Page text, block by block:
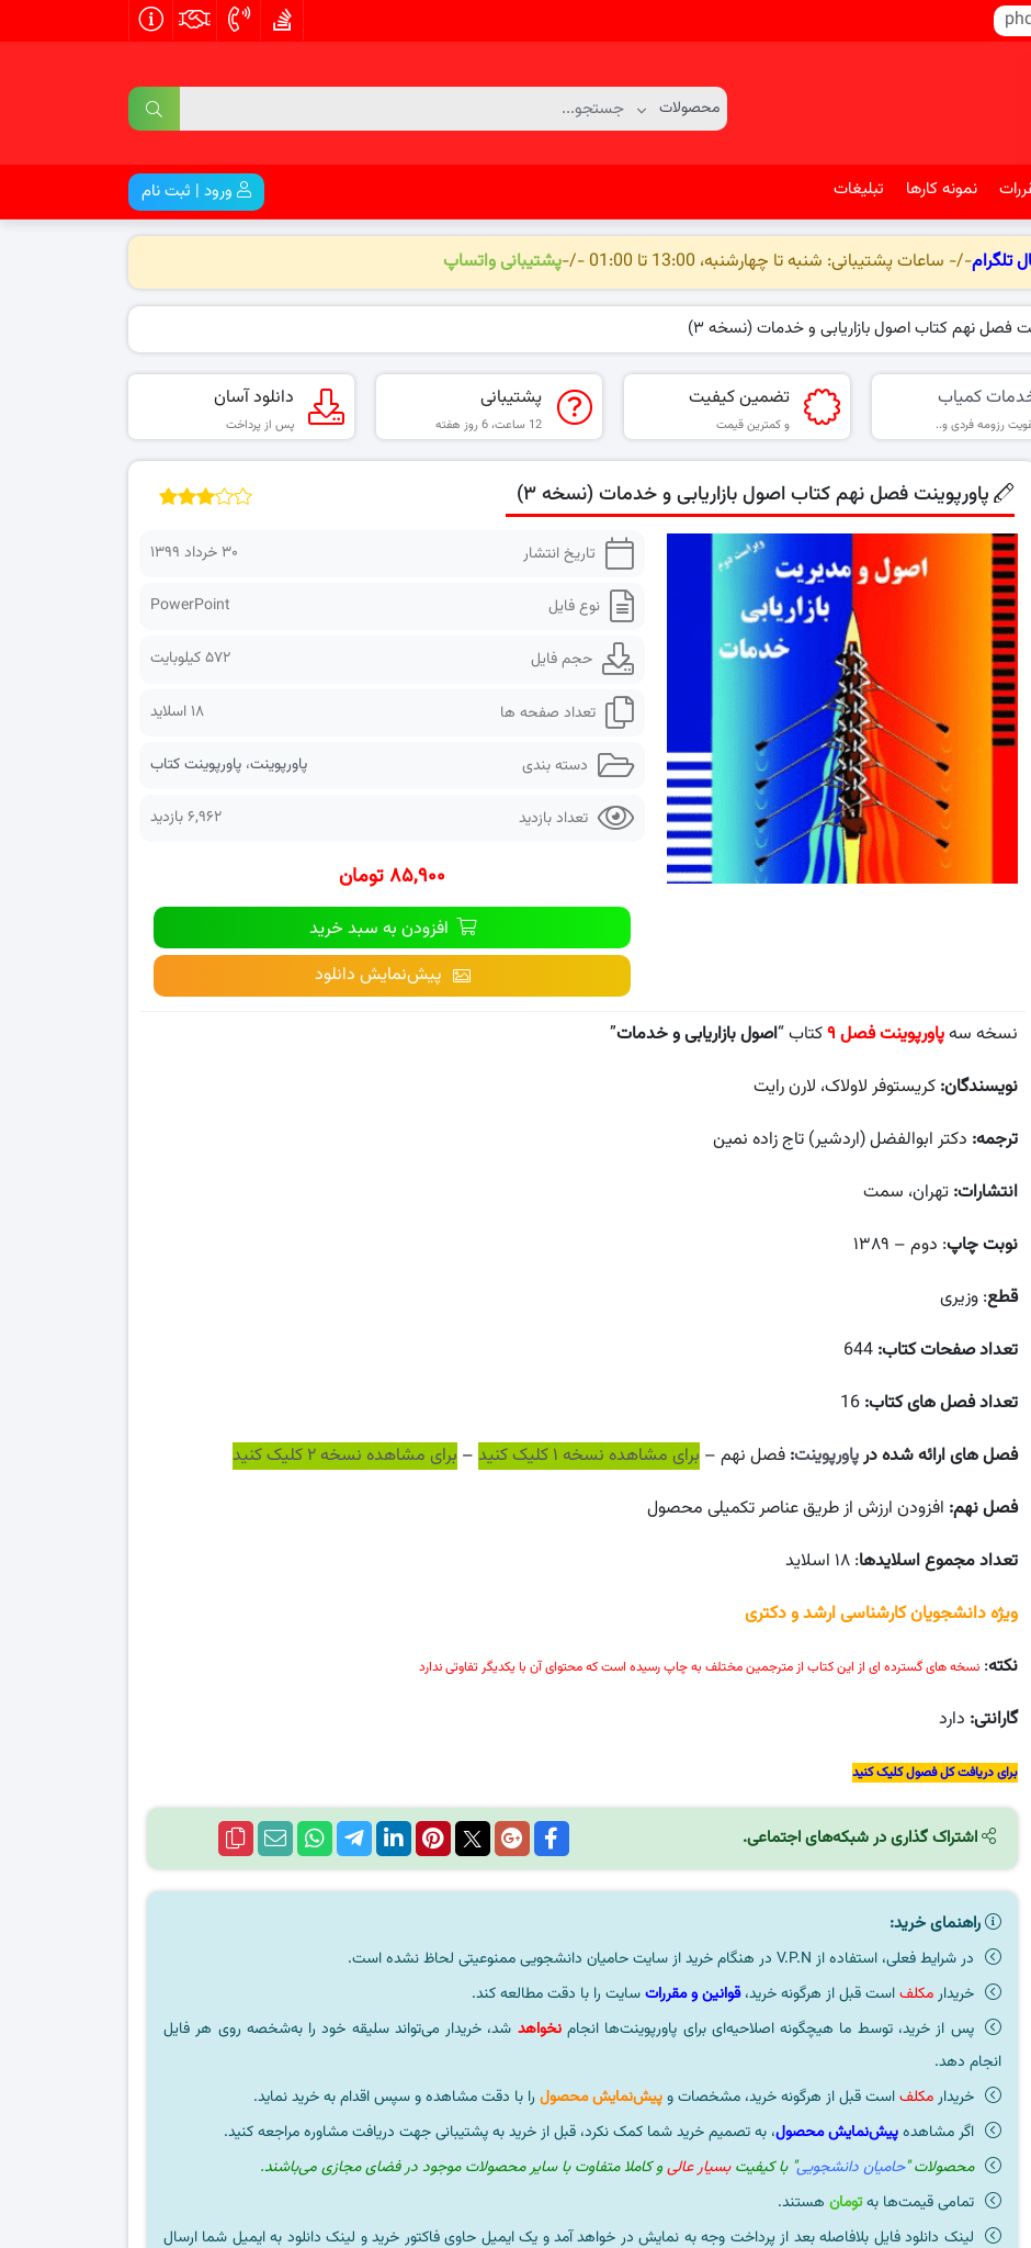
نمونه کارها تبلیغات ورود | ثبت نام
تلگرام-/- ساعات پشتیبانی: شنبه تا چهارشنبه، 13:00 تا 01:00 -/- پشتیبانی واتساپ
فصل نهم کتاب اصول بازاریابی و خدمات (نسخه ۳)
کمیاب
رزومه فردی و..
تضمین کیفیت
و کمترین قیمت
پشتیبانی
12 ساعت، 6 روز هفته
دانلود آسان
پس از پرداخت
پاورپوینت فصل نهم کتاب اصول بازاریابی و خدمات (نسخه ۳)
تاریخ انتشار ۳۰ خرداد ۱۳۹۹
نوع فایل PowerPoint
حجم فایل 572 کیلوبایت
تعداد صفحه ها 18 اسلاید
دسته بندی پاورپوینت، پاورپوینت کتاب
تعداد بازدید 6,962 بازدید
۸۵,۹۰۰ تومان
افزودن به سبد خرید
پیش‌نمایش دانلود
نسخه سهپاورپوینت فصل ۹ کتاب “اصول بازاریابی و خدمات”
نویسندگان:کریستوفر لاولاک، لارن رایت
ترجمه: دکتر ابوالفضل (اردشیر) تاج زاده نمین
انتشارات: تهران، سمت
نوبت چاپ: دوم – ۱۳۸۹
قطع: وزیری
تعداد صفحات کتاب: 644
تعداد فصل های کتاب: 16
فصل های ارائه شده درپاورپوینت: فصل نهم – برای مشاهده نسخه ۱ کلیک کنید – برای مشاهده نسخه ۲ کلیک کنید
فصل نهم: افزودن ارزش از طریق عناصر تکمیلی محصول
تعداد مجموع اسلایدها: ۱۸ اسلاید
ویژه دانشجویان کارشناسی ارشد و دکتری
نکته:نسخه های گسترده ای از این کتاب از مترجمین مختلف به چاپ رسیده است که محتوای آن با یکدیگر تفاوتی ندارد
گارانتی: دارد
برای دریافت کل فصول کلیک کنید
اشتراک گذاری در شبکه‌های اجتماعی.
راهنمای خرید:
در شرایط فعلی، استفاده از V.P.N در هنگام خرید از سایت حامیان دانشجویی ممنوعیتی لحاظ نشده است.
خریدارمکلفاست قبل از هرگونه خرید،قوانین و مقرراتسایت را با دقت مطالعه کند.
پس از خرید، توسط ما هیچگونه اصلاحیه‌ای برای پاورپوینت‌ها انجامنخواهد شد، خریدار می‌تواند سلیقه خود را به‌شخصه روی هر فایل
انجام دهد.
خریدارمکلفاست قبل از هرگونه خرید، مشخصات وپیش‌نمایش محصول را با دقت مشاهده و سپس اقدام به خرید نماید.
اگر مشاهدهپیش‌نمایش محصول، به تصمیم خرید شما کمک نکرد، قبل از خرید به پشتیبانی جهت دریافت مشاوره مراجعه کنید.
محصولات "حامیان دانشجویی" با کیفیت بسیار عالی و کاملا متفاوت با سایر محصولات موجود در فضای مجازی می‌باشند.
تمامی قیمت‌ها بهتومان هستند.
لینک دانلود فایل بلافاصله بعد از پرداخت وجه به نمایش در خواهد آمد و یک ایمیل حاوی فاکتور خرید و لینک دانلود به ایمیل شما ارسال